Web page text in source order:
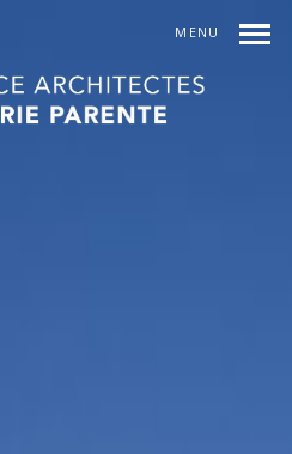
MENU
PREV SUIVANT SHARE